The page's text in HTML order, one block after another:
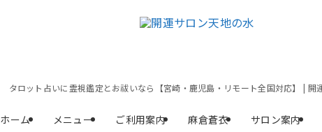
タロット占いに霊視鑑定とお祓いなら【宮崎・鹿児島・リモート全国対応】 | 開
ホーム メニュー ご利用案内 麻倉蒼衣 サロン案内